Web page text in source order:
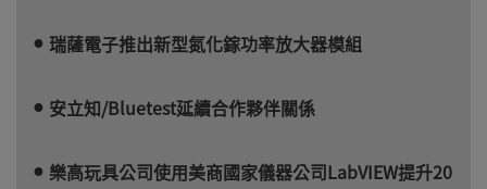
瑞薩電子推出新型氮化鎵功率放大器模組
安立知/Bluetest延續合作夥伴關係
樂高玩具公司使用美商國家儀器公司LabVIEW提升20